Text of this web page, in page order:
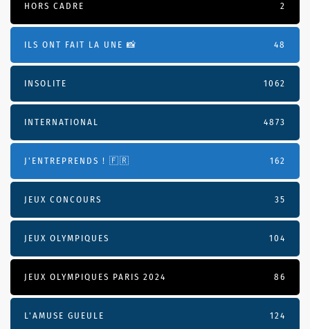
HORS CADRE 2
ILS ONT FAIT LA UNE 📸 48
INSOLITE 1062
INTERNATIONAL 4873
J'ENTREPRENDS ! 🇫🇷 162
JEUX CONCOURS 35
JEUX OLYMPIQUES 104
JEUX OLYMPIQUES PARIS 2024 86
L'AMUSE GUEULE 124